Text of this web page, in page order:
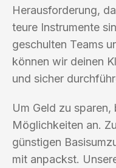
Herausforderung,
teure Instrumente
geschulten Teams
können wir deinen
und sicher
Um Geld zu
Möglichkeiten an.
günstigen
mit anpackst.